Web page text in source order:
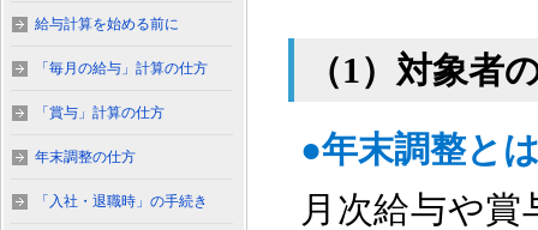
（1）対象者
●年末調整と
月次給与や
給与計算を始める前に
「毎月の給与」計算の仕方
「賞与」計算の仕方
年末調整の仕方
「入社・退職時」の手続き